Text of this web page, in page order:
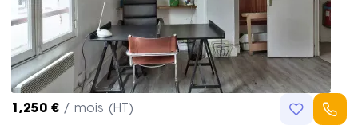
1,250 € / mois (HT)